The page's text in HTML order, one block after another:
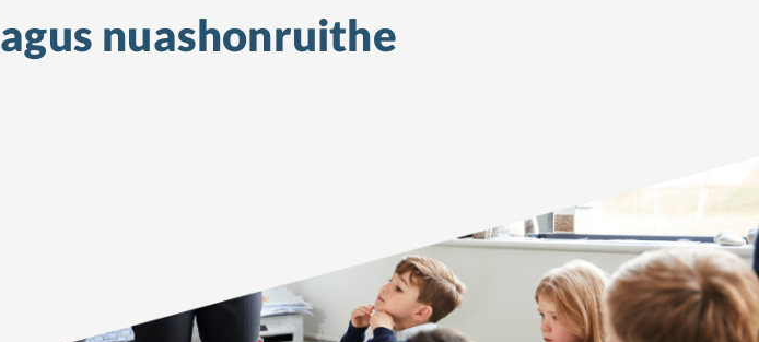
agus nuashonruithe